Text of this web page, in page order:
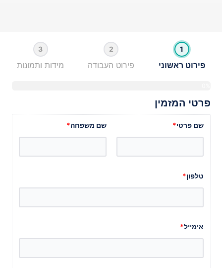
1
פירוט ראשוני
2
פירוט העבודה
3
מידות ותמונות
פרטי המזמין
שם פרטי* שם משפחה*
טלפון*
אימייל*